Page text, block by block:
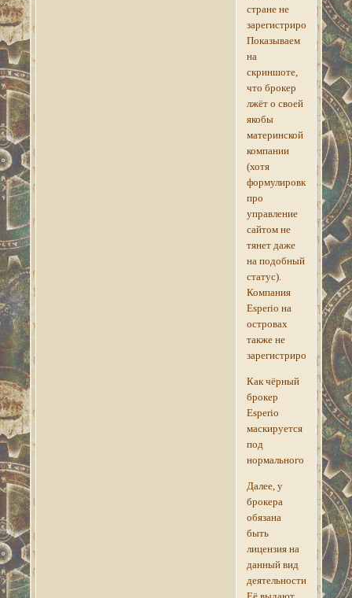
стране не
зарегистрировано.
Показываем
на
скриншоте,
что брокер
лжёт о своей
якобы
материнской
компании
(хотя
формулировка
про
управление
сайтом не
тянет даже
на подобный
статус).
Компания
Esperio на
островах
также не
зарегистрирована.
Как чёрный
брокер
Esperio
маскируется
под
нормального
Далее, у
брокера
обязана
быть
лицензия на
данный вид
деятельности.